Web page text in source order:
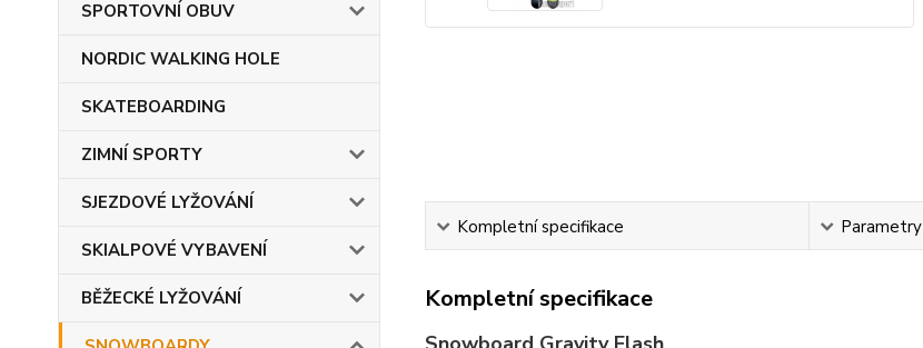
SPORTOVNÍ OBUV
NORDIC WALKING HOLE
SKATEBOARDING
ZIMNÍ SPORTY
SJEZDOVÉ LYŽOVÁNÍ
SKIALPOVÉ VYBAVENÍ
BĚŽECKÉ LYŽOVÁNÍ
Kompletní specifikace Parametry
Kompletní specifikace